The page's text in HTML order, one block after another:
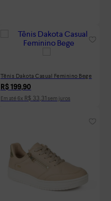
Tênis Dakota Casual Feminino Bege
R$ 199,90
Em até 6x R$ 33,31 sem juros